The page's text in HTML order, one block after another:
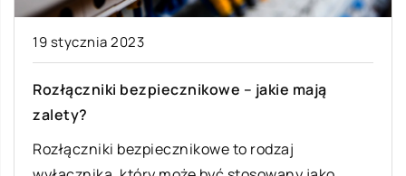
19 stycznia 2023
Rozłączniki bezpiecznikowe – jakie mają
zalety?
Rozłączniki bezpiecznikowe to rodzaj